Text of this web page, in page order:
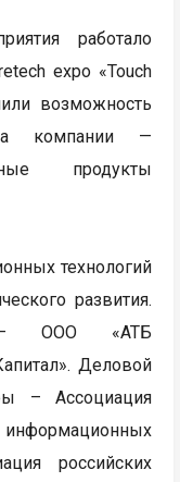
работало
expo «Touch
возможность
а компании —
продукты
технологий
развития.
– ООО «АТБ
Деловой
– Ассоциация
российских